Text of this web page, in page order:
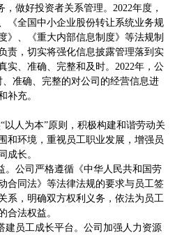
做好投资者关系管理。2022年度，
《全国中小企业股份转让系统业务规
》、《重大内部信息制度》等法规制
责，切实将强化信息披露管理落到实
实、准确、完整和及时。2022年，公
准确、完整的对公司的经营信息进
补充。
以人为本”原则，积极构建和谐劳动关
和环境，重视员工职业发展，增强员
成长。
。公司严格遵循《中华人民共和国劳
合同法》等法律法规的要求与员工签
系，明确双方权利义务，依法为员工
合法权益。
建员工成长平台。公司加强人力资源